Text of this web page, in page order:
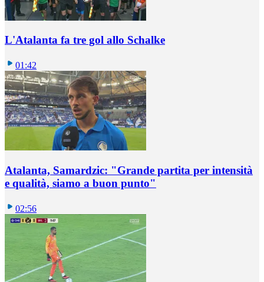
L'Atalanta fa tre gol allo Schalke
01:42
Atalanta, Samardzic: "Grande partita per intensità
e qualità, siamo a buon punto"
02:56